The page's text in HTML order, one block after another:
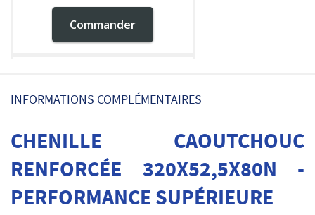
Commander
Pompe à graisse
19,50 €
Commander
INFORMATIONS COMPLÉMENTAIRES
CHENILLE CAOUTCHOUC
RENFORCÉE 320X52,5X80N -
PERFORMANCE SUPÉRIEURE